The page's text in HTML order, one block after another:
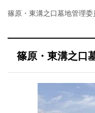
篠原・東溝之口墓地管理委
篠原・東溝之口